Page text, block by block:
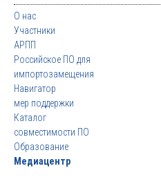
О нас
Участники
АРПП
Российское ПО для
импортозамещения
Навигатор
мер поддержки
Каталог
совместимости ПО
Образование
Медиацентр